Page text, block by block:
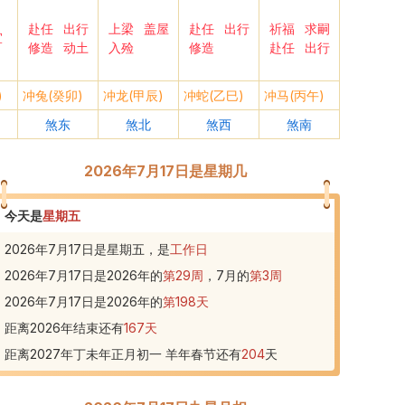
赴任
出行
修造
动土
上梁
盖屋
入殓
赴任
出行
修造
祈福
求嗣
赴任
出行
冲兔(癸卯) 冲龙(甲辰) 冲蛇(乙巳)
冲马(丙午)
煞东
煞北 煞西 煞南
2026年7月17日是星期几
今天是星期五
2026年7月17日是星期五，是工作日
2026年7月17日是2026年的第29周 ， 7 月的第3周
2026年7月17日是2026年的第198天
距离2026年结束还有167天
距离2027年丁未年正月初一 羊年春节还有204天